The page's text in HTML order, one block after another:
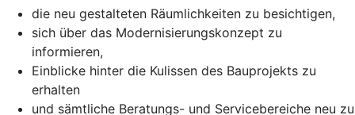
die neu gestalteten Räumlichkeiten zu besichtigen,
sich über das Modernisierungskonzept zu
informieren,
Einblicke hinter die Kulissen des Bauprojekts zu
erhalten
und sämtliche Beratungs- und Servicebereiche neu zu